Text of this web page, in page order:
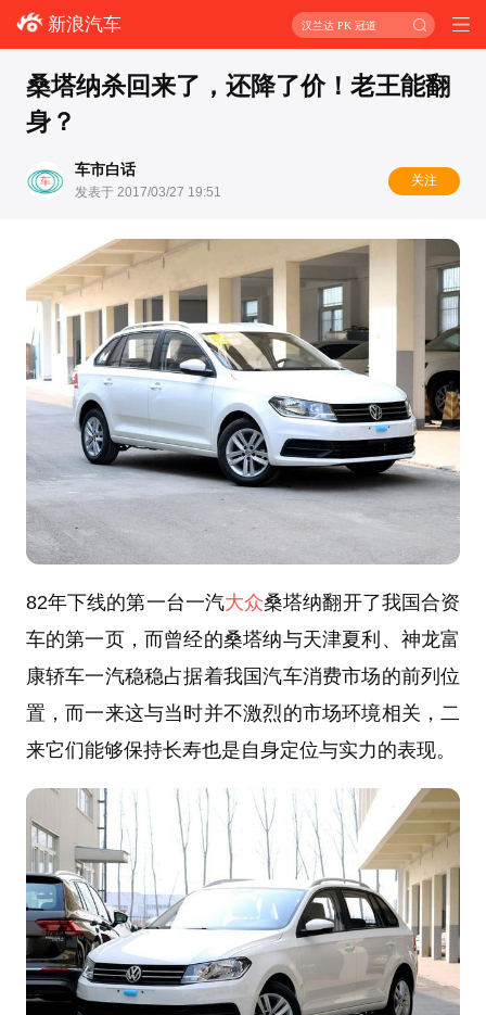
新浪汽车 汉兰达 PK 冠道
桑塔纳杀回来了，还降了价！老王能翻
身？
车市白话
发表于 2017/03/27 19:51
关注
82年下线的第一台一汽大众桑塔纳翻开了我国合资
车的第一页，而曾经的桑塔纳与天津夏利、神龙富
康轿车一汽稳稳占据着我国汽车消费市场的前列位
置，而一来这与当时并不激烈的市场环境相关，二
来它们能够保持长寿也是自身定位与实力的表现。